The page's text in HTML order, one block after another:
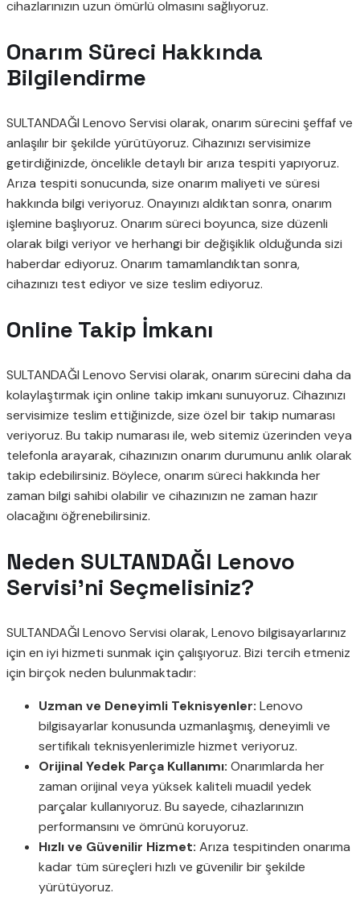
cihazlarınızın uzun ömürlü olmasını sağlıyoruz.
Onarım Süreci Hakkında
Bilgilendirme
SULTANDAĞI Lenovo Servisi olarak, onarım sürecini şeffaf ve
anlaşılır bir şekilde yürütüyoruz. Cihazınızı servisimize
getirdiğinizde, öncelikle detaylı bir arıza tespiti yapıyoruz.
Arıza tespiti sonucunda, size onarım maliyeti ve süresi
hakkında bilgi veriyoruz. Onayınızı aldıktan sonra, onarım
işlemine başlıyoruz. Onarım süreci boyunca, size düzenli
olarak bilgi veriyor ve herhangi bir değişiklik olduğunda sizi
haberdar ediyoruz. Onarım tamamlandıktan sonra,
cihazınızı test ediyor ve size teslim ediyoruz.
Online Takip İmkanı
SULTANDAĞI Lenovo Servisi olarak, onarım sürecini daha da
kolaylaştırmak için online takip imkanı sunuyoruz. Cihazınızı
servisimize teslim ettiğinizde, size özel bir takip numarası
veriyoruz. Bu takip numarası ile, web sitemiz üzerinden veya
telefonla arayarak, cihazınızın onarım durumunu anlık olarak
takip edebilirsiniz. Böylece, onarım süreci hakkında her
zaman bilgi sahibi olabilir ve cihazınızın ne zaman hazır
olacağını öğrenebilirsiniz.
Neden SULTANDAĞI Lenovo
Servisi’ni Seçmelisiniz?
SULTANDAĞI Lenovo Servisi olarak, Lenovo bilgisayarlarınız
için en iyi hizmeti sunmak için çalışıyoruz. Bizi tercih etmeniz
için birçok neden bulunmaktadır:
Uzman ve Deneyimli Teknisyenler: Lenovo
bilgisayarlar konusunda uzmanlaşmış, deneyimli ve
sertifikalı teknisyenlerimizle hizmet veriyoruz.
Orijinal Yedek Parça Kullanımı: Onarımlarda her
zaman orijinal veya yüksek kaliteli muadil yedek
parçalar kullanıyoruz. Bu sayede, cihazlarınızın
performansını ve ömrünü koruyoruz.
Hızlı ve Güvenilir Hizmet: Arıza tespitinden onarıma
kadar tüm süreçleri hızlı ve güvenilir bir şekilde
yürütüyoruz.